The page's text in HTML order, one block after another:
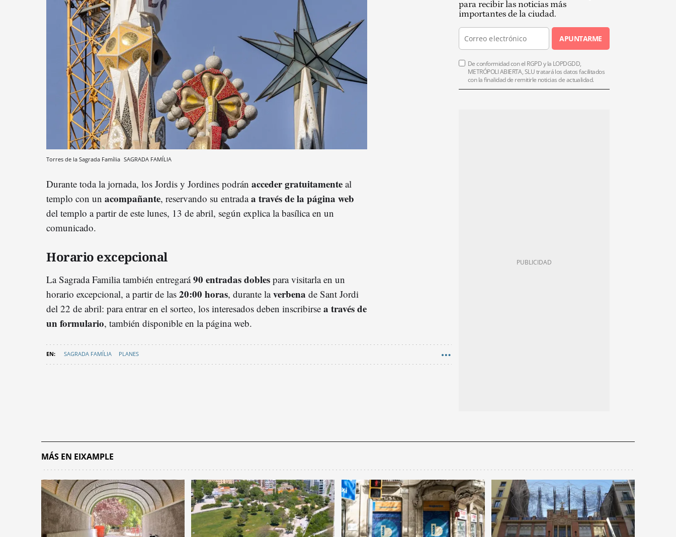
Torres de la Sagrada Família SAGRADA FAMÍLIA
Durante toda la jornada, los Jordis y Jordines podrán acceder gratuitamente al
templo con un acompañante, reservando su entradaa través de la página web
del templo a partir de este lunes, 13 de abril, según explica la basílica en un
comunicado.
Horario excepcional
La Sagrada Familia también entregará90 entradas dobles para visitarla en un
horario excepcional, a partir de las 20:00 horas, durante laverbena de Sant Jordi
del 22 de abril: para entrar en el sorteo, los interesados deben inscribirse a través de
un formulario, también disponible en la página web.
SAGRADA FAMÍLIA PLANES
para recibir las noticias más
importantes de la ciudad.
APUNTARME
De conformidad con el RGPD y la LOPDGDD,
METRÓPOLI ABIERTA, SLU tratará los datos facilitados
con la finalidad de remitirle noticias de actualidad.
MÁS EN EIXAMPLE